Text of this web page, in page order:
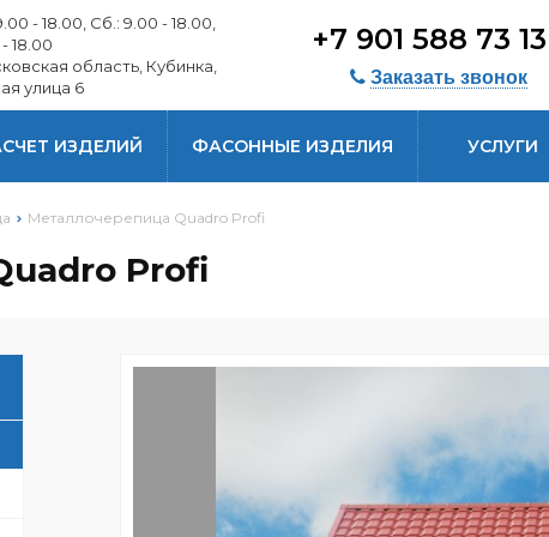
- 18.00, Сб.: 9.00 - 18.00,
18.00
область, Кубинка,
улица 6
+7 901 588 73 13
Заказать звонок
ИЗДЕЛИЙ ФАСОННЫЕ ИЗДЕЛИЯ УСЛУГИ
Металлочерепица Quadro Profi
Profi